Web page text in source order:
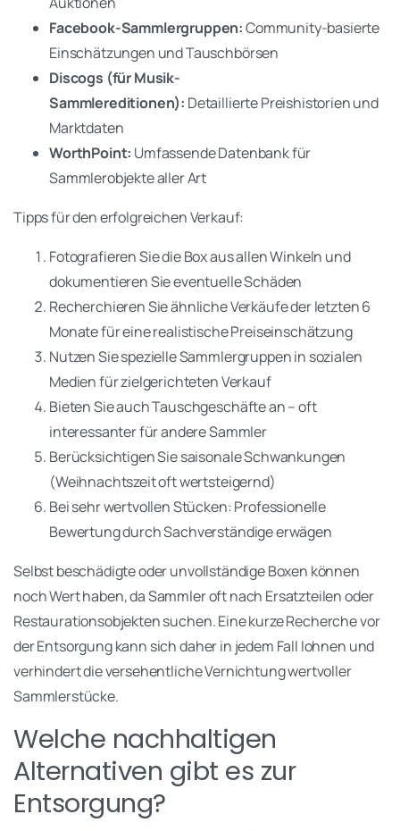
Facebook-Sammlergruppen:Community-basierte
Einschätzungen und Tauschbörsen
Discogs (für Musik-
Sammlereditionen): Detaillierte Preishistorien und
Marktdaten
WorthPoint: Umfassende Datenbank für
Sammlerobjekte aller Art
Tipps für den erfolgreichen Verkauf:
Fotografieren Sie die Box aus allen Winkeln und
dokumentieren Sie eventuelle Schäden
Recherchieren Sie ähnliche Verkäufe der letzten 6
Monate für eine realistische Preiseinschätzung
Nutzen Sie spezielle Sammlergruppen in sozialen
Medien für zielgerichteten Verkauf
Bieten Sie auch Tauschgeschäfte an – oft
interessanter für andere Sammler
Berücksichtigen Sie saisonale Schwankungen
(Weihnachtszeit oft wertsteigernd)
Bei sehr wertvollen Stücken: Professionelle
Bewertung durch Sachverständige erwägen
Selbst beschädigte oder unvollständige Boxen können
noch Wert haben, da Sammler oft nach Ersatzteilen oder
Restaurationsobjekten suchen. Eine kurze Recherche vor
der Entsorgung kann sich daher in jedem Fall lohnen und
verhindert die versehentliche Vernichtung wertvoller
Sammlerstücke.
Welche nachhaltigen
Alternativen gibt es zur
Entsorgung?